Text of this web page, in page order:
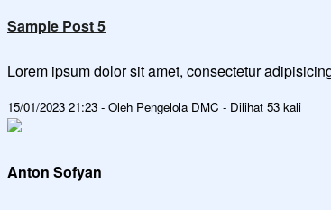
Sample Post 5
Lorem ipsum dolor sit amet, consectetur
15/01/2023 21:23 - Oleh Pengelola DMC - Dilihat 53 kali
Anton Sofyan